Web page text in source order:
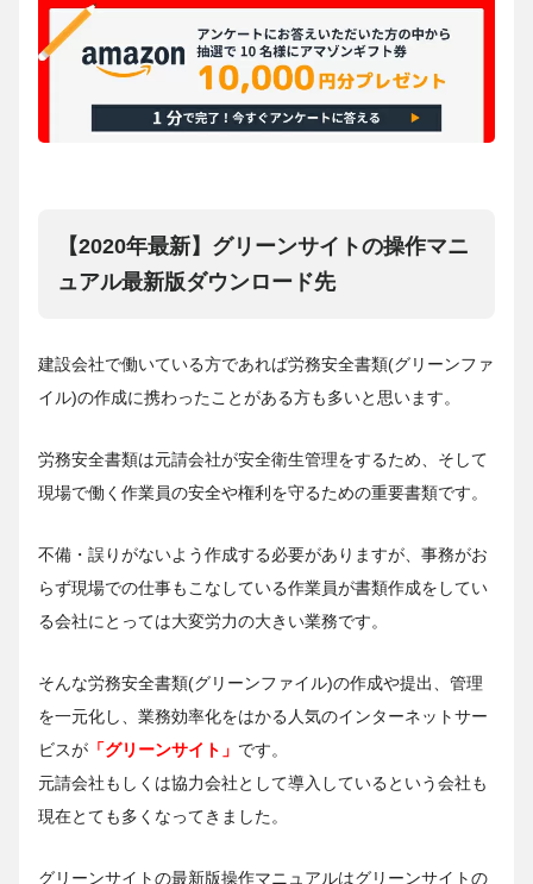
【2020年最新】グリーンサイトの操作マニ
ュアル最新版ダウンロード先
建設会社で働いている方であれば労務安全書類(グリーンファ
イル)の作成に携わったことがある方も多いと思います。
労務安全書類は元請会社が安全衛生管理をするため、そして
現場で働く作業員の安全や権利を守るための重要書類です。
不備・誤りがないよう作成する必要がありますが、事務がお
らず現場での仕事もこなしている作業員が書類作成をしてい
る会社にとっては大変労力の大きい業務です。
そんな労務安全書類(グリーンファイル)の作成や提出、管理
を一元化し、業務効率化をはかる人気のインターネットサー
ビスが 「グリーンサイト」 です。
元請会社もしくは協力会社として導入しているという会社も
現在とても多くなってきました。
グリーンサイトの最新版操作マニュアルはグリーンサイトの